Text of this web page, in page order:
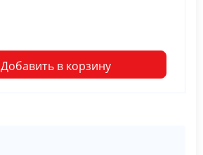
Добавить в корзину